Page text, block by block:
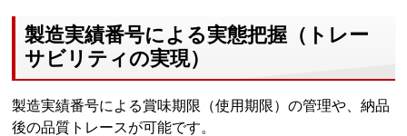
製造実績番号による実態把握（トレー
サビリティの実現）
製造実績番号による賞味期限（使用期限）の管理や、納品
後の品質トレースが可能です。